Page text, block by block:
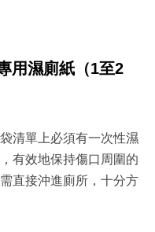
用濕廁紙（1至2
清單上必須有一次性濕
有效地保持傷口周圍的
直接沖進廁所，十分方